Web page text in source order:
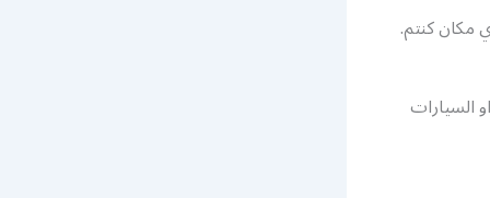
مكان كنتم.
السيارات